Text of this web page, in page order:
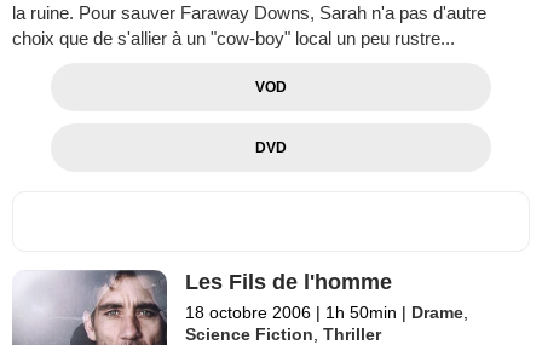
la ruine. Pour sauver Faraway Downs, Sarah n'a pas d'autre
choix que de s'allier à un "cow-boy" local un peu rustre...
VOD
DVD
Les Fils de l'homme
18 octobre 2006 | 1h 50min | Drame
Science Fiction ,Thriller